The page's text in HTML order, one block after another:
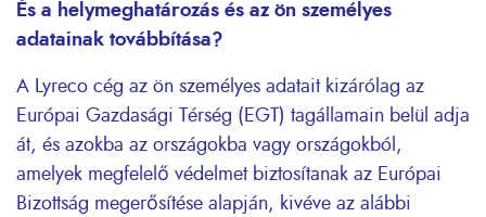
És a helymeghatározás és az ön személyes
adatainak továbbítása?
A Lyreco cég az ön személyes adatait kizárólag az
Európai Gazdasági Térség (EGT) tagállamain belül adja
át, és azokba az országokba vagy országokból,
amelyek megfelelő védelmet biztosítanak az Európai
Bizottság megerősítése alapján, kivéve az alábbi